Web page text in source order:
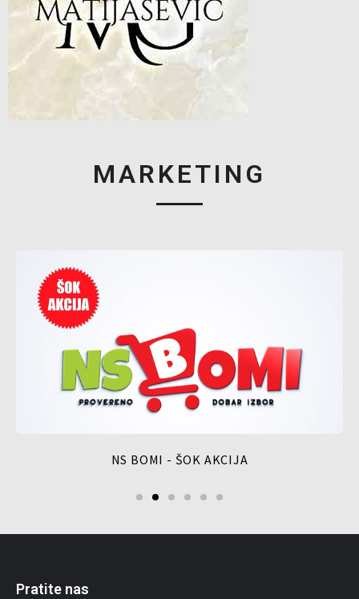
MARKETING
NS BOMI - ŠOK AKCIJA
Pratite nas